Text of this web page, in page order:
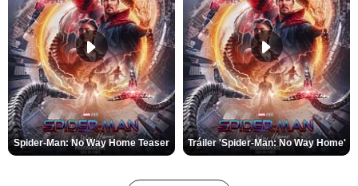
Spider-Man: No Way Home Teaser Tráiler 'Spider-Man: No Way Home'